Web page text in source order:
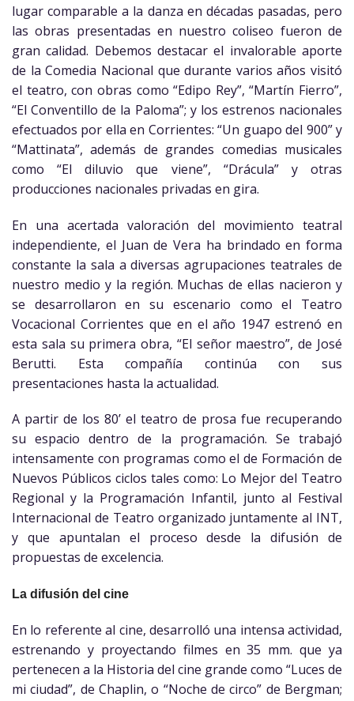
lugar comparable a la danza en décadas pasadas, pero
las obras presentadas en nuestro coliseo fueron de
gran calidad. Debemos destacar el invalorable aporte
de la Comedia Nacional que durante varios años visitó
el teatro, con obras como “Edipo Rey”, “Martín Fierro”,
“El Conventillo de la Paloma”; y los estrenos nacionales
efectuados por ella en Corrientes: “Un guapo del 900” y
“Mattinata”, además de grandes comedias musicales
como “El diluvio que viene”, “Drácula” y otras
producciones nacionales privadas en gira.
En una acertada valoración del movimiento teatral
independiente, el Juan de Vera ha brindado en forma
constante la sala a diversas agrupaciones teatrales de
nuestro medio y la región. Muchas de ellas nacieron y
se desarrollaron en su escenario como el Teatro
Vocacional Corrientes que en el año 1947 estrenó en
esta sala su primera obra, “El señor maestro”, de José
Berutti. Esta compañía continúa con sus
presentaciones hasta la actualidad.
A partir de los 80’ el teatro de prosa fue recuperando
su espacio dentro de la programación. Se trabajó
intensamente con programas como el de Formación de
Nuevos Públicos ciclos tales como: Lo Mejor del Teatro
Regional y la Programación Infantil, junto al Festival
Internacional de Teatro organizado juntamente al INT,
y que apuntalan el proceso desde la difusión de
propuestas de excelencia.
La difusión del cine
En lo referente al cine, desarrolló una intensa actividad,
estrenando y proyectando filmes en 35 mm. que ya
pertenecen a la Historia del cine grande como “Luces de
mi ciudad”, de Chaplin, o “Noche de circo” de Bergman;